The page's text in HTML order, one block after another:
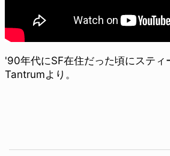
'90年代にSF在住だった頃にスティ
Tantrumより。